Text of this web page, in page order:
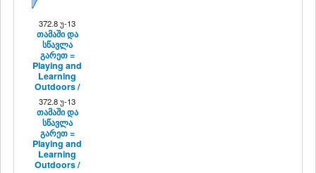
372.8 უ-13
თამაში და
სწავლა
გარეთ =
Playing and
Learning
Outdoors /
372.8 უ-13
თამაში და
სწავლა
გარეთ =
Playing and
Learning
Outdoors /